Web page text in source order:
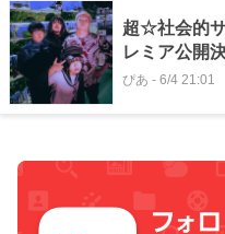
超☆社会的
レミア公開
トも発表
ぴあ - 6/4 21:01